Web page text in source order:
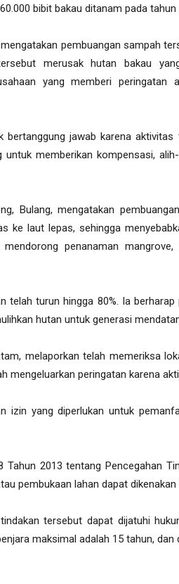
bibit bakau ditanam pada tahun
pembuangan sampah
merusak hutan bakau
yang memberi peringatan
bertanggung jawab karena
memberikan kompensasi,
Bulang, mengatakan
ke laut lepas, sehingga
penanaman
telah turun hingga 80%. Ia
hutan untuk generasi
melaporkan telah memeriksa
mengeluarkan peringatan karena
izin yang diperlukan untuk
Tahun 2013 tentang Pencegahan
pembukaan lahan dapat
tersebut dapat dijatuhi
maksimal adalah 15 tahun,